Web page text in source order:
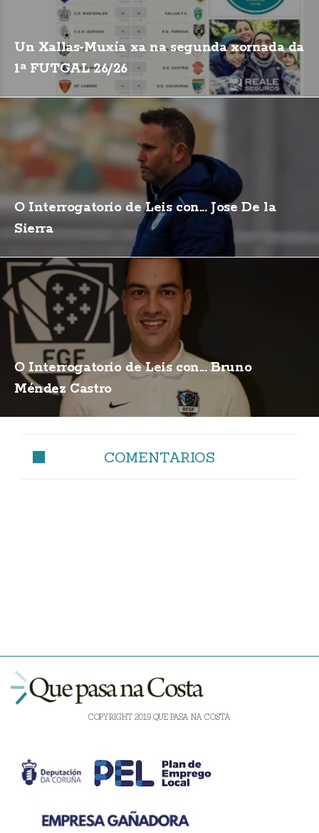
Un Xallas-Muxía xa na segunda xornada da
1ª FUTGAL 26/26
O Interrogatorio de Leis con... Jose De la
Sierra
O Interrogatorio de Leis con... Bruno
Méndez Castro
COMENTARIOS
COPYRIGHT 2019 QUE PASA NA COSTA